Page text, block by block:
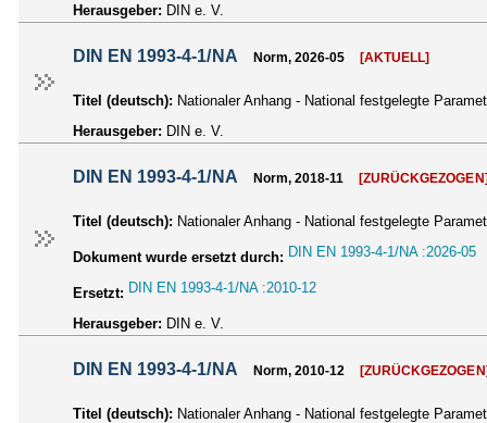
Herausgeber: DIN e. V.
DIN EN 1993-4-1/NA Norm, 2026-05 [AKTUELL]
Titel (deutsch): Nationaler Anhang - National festgelegte
Herausgeber: DIN e. V.
DIN EN 1993-4-1/NA Norm, 2018-11
Titel (deutsch): Nationaler Anhang - National festgelegte
Dokument wurde ersetzt durch: DIN EN 1993-4-1/NA :2026-05
Ersetzt: DIN EN 1993-4-1/NA :2010-12
Herausgeber: DIN e. V.
DIN EN 1993-4-1/NA Norm, 2010-12
Titel (deutsch): Nationaler Anhang - National festgelegte